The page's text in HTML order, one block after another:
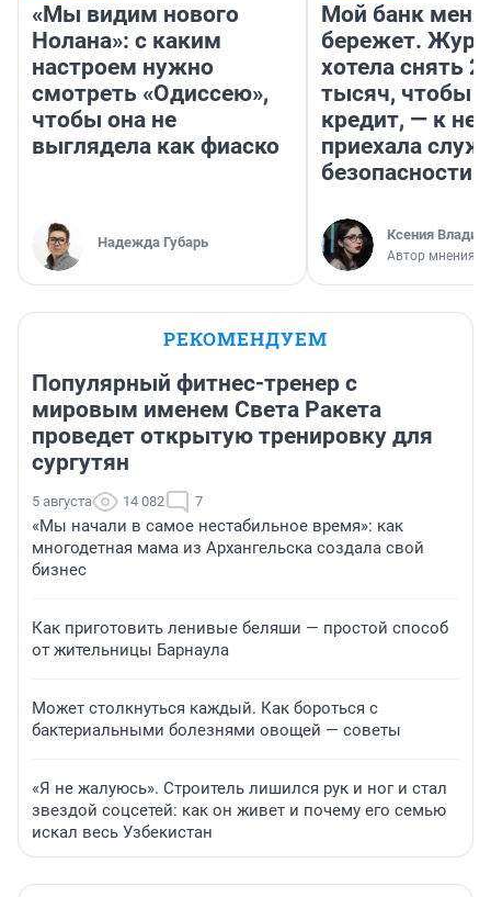
«Мы видим нового
Нолана»: с каким
настроем нужно
смотреть «Одиссею»,
чтобы она не
выглядела как фиаско
Надежда Губарь
Мой банк меня
бережет.
хотела снять
тысяч, чтобы
кредит, — к
приехала
безопасности
Ксения
Автор мнения
РЕКОМЕНДУЕМ
Популярный фитнес-тренер с
мировым именем Света Ракета
проведет открытую тренировку для
сургутян
5 августа 14 082 7
«Мы начали в самое нестабильное время»: как
многодетная мама из Архангельска создала свой
бизнес
Как приготовить ленивые беляши — простой способ
от жительницы Барнаула
Может столкнуться каждый. Как бороться с
бактериальными болезнями овощей — советы
«Я не жалуюсь». Строитель лишился рук и ног и стал
звездой соцсетей: как он живет и почему его семью
искал весь Узбекистан